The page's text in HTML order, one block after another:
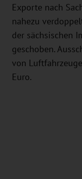
Exporte nach
nahezu
der sächsischen
geschoben.
von
Euro.